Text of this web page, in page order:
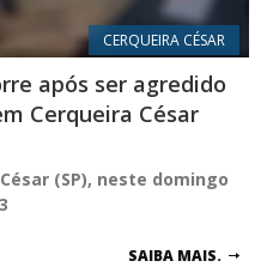
CERQUEIRA CÉSAR
após ser agredido
Cerqueira César
(SP), neste domingo
SAIBA MAIS.